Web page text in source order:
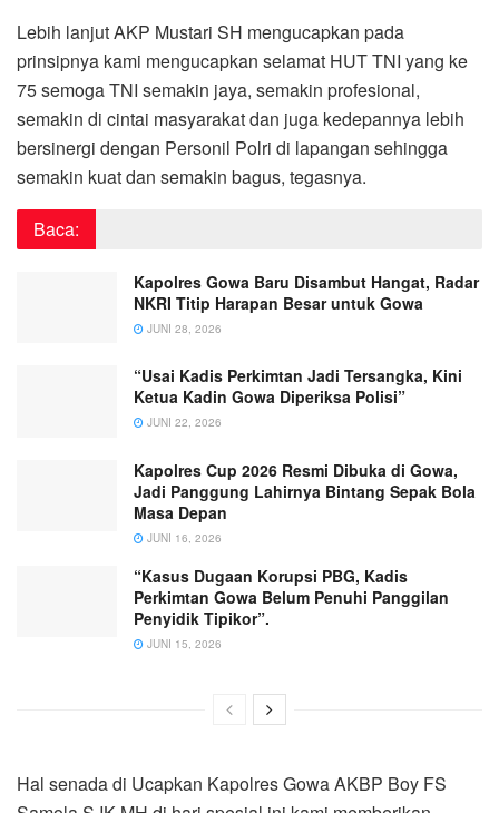
Lebih lanjut AKP Mustari SH mengucapkan pada
prinsipnya kami mengucapkan selamat HUT TNI yang ke
75 semoga TNI semakin jaya, semakin profesional,
semakin di cintai masyarakat dan juga kedepannya lebih
bersinergi dengan Personil Polri di lapangan sehingga
semakin kuat dan semakin bagus, tegasnya.
Baca:
Kapolres Gowa Baru Disambut Hangat, Radar
NKRI Titip Harapan Besar untuk Gowa
JUNI 28, 2026
“Usai Kadis Perkimtan Jadi Tersangka, Kini
Ketua Kadin Gowa Diperiksa Polisi”
JUNI 22, 2026
Kapolres Cup 2026 Resmi Dibuka di Gowa,
Jadi Panggung Lahirnya Bintang Sepak Bola
Masa Depan
JUNI 16, 2026
“Kasus Dugaan Korupsi PBG, Kadis
Perkimtan Gowa Belum Penuhi Panggilan
Penyidik Tipikor”.
JUNI 15, 2026
Hal senada di Ucapkan Kapolres Gowa AKBP Boy FS